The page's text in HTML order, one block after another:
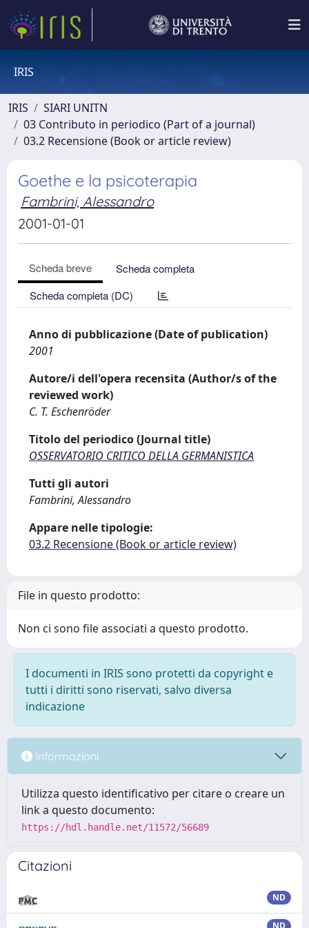
IRIS
IRIS
SIARI UNITN
03 Contributo in periodico (Part of a journal)
03.2 Recensione (Book or article review)
Goethe e la psicoterapia
Fambrini, Alessandro
2001-01-01
Scheda breve
Scheda completa
Scheda completa (DC)
Anno di pubblicazione (Date of publication)
2001
Autore/i dell'opera recensita (Author/s of the
reviewed work)
C. T. Eschenröder
Titolo del periodico (Journal title)
OSSERVATORIO CRITICO DELLA GERMANISTICA
Tutti gli autori
Fambrini, Alessandro
Appare nelle tipologie:
03.2 Recensione (Book or article review)
File in questo prodotto:
Non ci sono file associati a questo prodotto.
I documenti in IRIS sono protetti da copyright e
tutti i diritti sono riservati, salvo diversa
indicazione
Informazioni
Utilizza questo identificativo per citare o creare un
link a questo documento:
https://hdl.handle.net/11572/56689
Citazioni
ND